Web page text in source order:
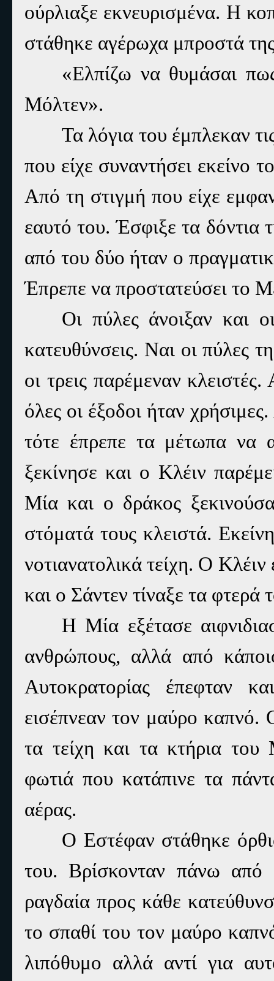
ούρλιαξε εκνευρισμένα. Η
στάθηκε αγέρωχα μπροστά
«Ελπίζω να θυμάσαι
Μόλτεν».
Τα λόγια του έμπλεκαν
που είχε συναντήσει εκείνο
Από τη στιγμή που είχε
εαυτό του. Έσφιξε τα δόντια
από του δύο ήταν ο
Έπρεπε να προστατεύσει το
Οι πύλες άνοιξαν και
κατευθύνσεις. Ναι οι πύλες
οι τρεις παρέμεναν
όλες οι έξοδοι ήταν
τότε έπρεπε τα μέτωπα
ξεκίνησε και ο Κλέιν
Μία και ο δράκος
στόματά τους κλειστά.
νοτιανατολικά τείχη. Ο
και ο Σάντεν τίναξε τα φτερά
Η Μία εξέτασε
ανθρώπους, αλλά από
Αυτοκρατορίας έπεφταν
εισέπνεαν τον μαύρο καπνό.
τα τείχη και τα κτήρια
φωτιά που κατάπινε τα
αέρας.
Ο Εστέφαν στάθηκε
του. Βρίσκονταν πάνω
ραγδαία προς κάθε
το σπαθί του τον μαύρο
λιπόθυμο αλλά αντί για